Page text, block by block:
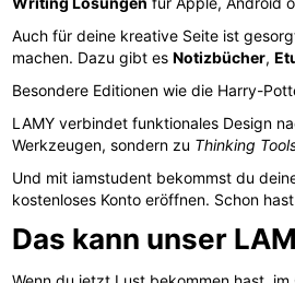
Auch für deine kreative Seite ist
machen. Dazu gibt es Notizbücher,
Besondere Editionen wie die Harry-
LAMY verbindet funktionales Design
Werkzeugen, sondern zu Thinking
Und mit iamstudent bekommst du
kostenloses Konto eröffnen. Schon
Das kann unser